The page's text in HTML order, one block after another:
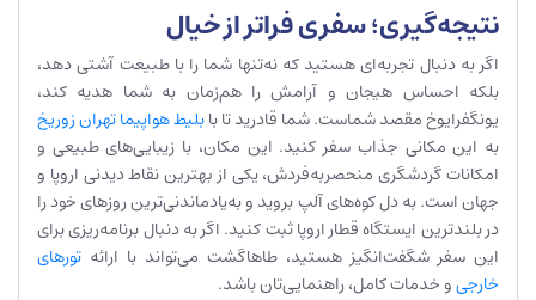
نتیجه‌گیری؛ سفری فراتر از خیال
اگر به دنبال تجربه‌ای هستید که نه‌تنها شما را با طبیعت آشتی دهد،
بلکه احساس هیجان و آرامش را هم‌زمان به شما هدیه کند،
یونگفرایوخ مقصد شماست. شما قادرید تا بابلیط هواپیما تهران زوریخ
به این مکانی جذاب سفر کنید. این مکان، با زیبایی‌های طبیعی و
امکانات گردشگری منحصربه‌فردش، یکی از بهترین نقاط دیدنی اروپا و
جهان است. به دل کوه‌های آلپ بروید و به‌یادماندنی‌ترین روزهای خود را
در بلندترین ایستگاه قطار اروپا ثبت کنید. اگر به دنبال برنامه‌ریزی برای
این سفر شگفت‌انگیز هستید، طاهاگشت می‌تواند با ارائه تورهای
خارجیو خدمات کامل، راهنمایی‌تان باشد.